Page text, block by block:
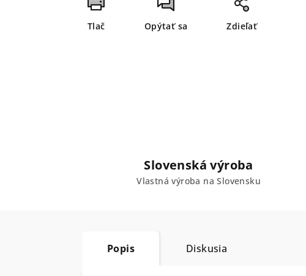
Tlač Opýtať sa Zdieľať
Slovenská výroba
Vlastná výroba na Slovensku
Popis Diskusia